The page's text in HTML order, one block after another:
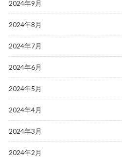
2024年9月
2024年8月
2024年7月
2024年6月
2024年5月
2024年4月
2024年3月
2024年2月